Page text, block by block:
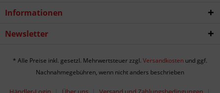
Informationen
Newsletter
* Alle Preise inkl. gesetzl. Mehrwertsteuer zzgl. Versandkosten und ggf.
Nachnahmegebühren, wenn nicht anders beschrieben